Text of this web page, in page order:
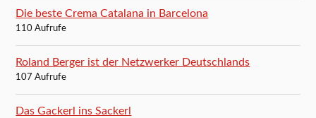
Die beste Crema Catalana in Barcelona
110 Aufrufe
Roland Berger ist der Netzwerker Deutschlands
107 Aufrufe
Das Gackerl ins Sackerl